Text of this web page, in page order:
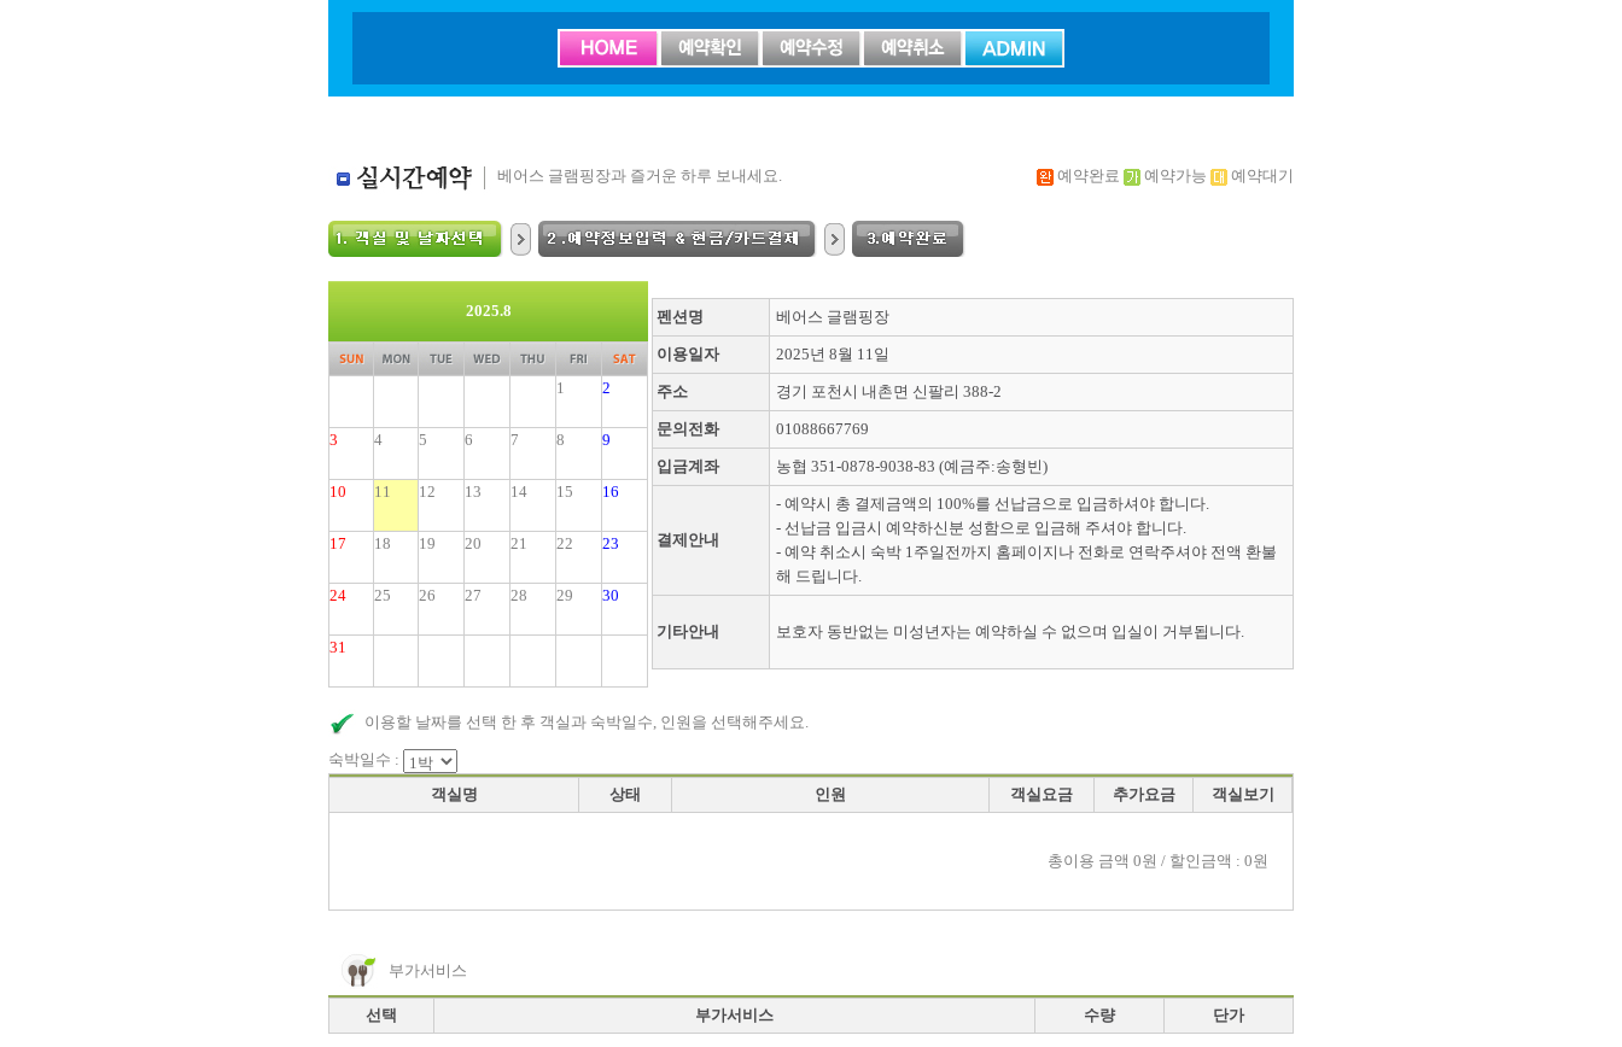
베어스 글램핑장과 즐거운 하루 보내세요. 예약완료 예약가능 예약대기
2025.8
1 2
3 4 5 6 7 8 9
10 11 12 13 14 15 16
17 18 19 20 21 22 23
24 25 26 27 28 29 30
31
펜션명 베어스 글램핑장
이용일자 2025년 8월 11일
주소 경기 포천시 내촌면 신팔리 388-2
문의전화 01088667769
입금계좌 농협 351-0878-9038-83 (예금주:송형빈)
결제안내
- 예약시 총 결제금액의 100%를 선납금으로 입금하셔야 합니다.
- 선납금 입금시 예약하신분 성함으로 입금해 주셔야 합니다.
- 예약 취소시 숙박 1주일전까지 홈페이지나 전화로 연락주셔야 전액 환불
해 드립니다.
기타안내 보호자 동반없는 미성년자는 예약하실 수 없으며 입실이 거부됩니다.
이용할 날짜를 선택 한 후 객실과 숙박일수, 인원을 선택해주세요.
숙박일수 :
객실명
상태 인원 객실요금 추가요금 객실보기
총이용 금액 0원 / 할인금액 : 0원
부가서비스
선택 부가서비스 수량 단가